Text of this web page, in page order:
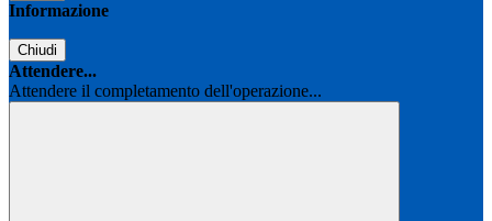
Informazione
Chiudi
Attendere...
Attendere il completamento dell'operazione...